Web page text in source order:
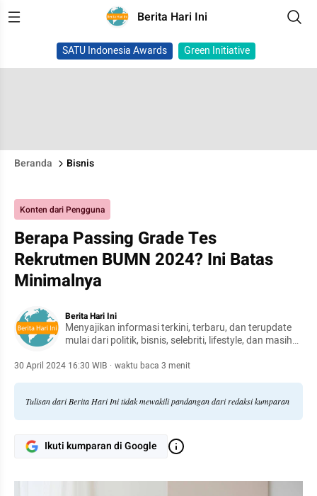
Berita Hari Ini
SATU Indonesia Awards Green Initiative
Beranda Bisnis
Konten dari Pengguna
Berapa Passing Grade Tes
Rekrutmen BUMN 2024? Ini Batas
Minimalnya
Berita Hari Ini
Menyajikan informasi terkini, terbaru, dan terupdate
mulai dari politik, bisnis, selebriti, lifestyle, dan masih
30 April 2024 16:30 WIB · waktu baca 3 menit
Tulisan dari Berita Hari Ini tidak mewakili pandangan dari redaksi kumparan
Ikuti kumparan di Google